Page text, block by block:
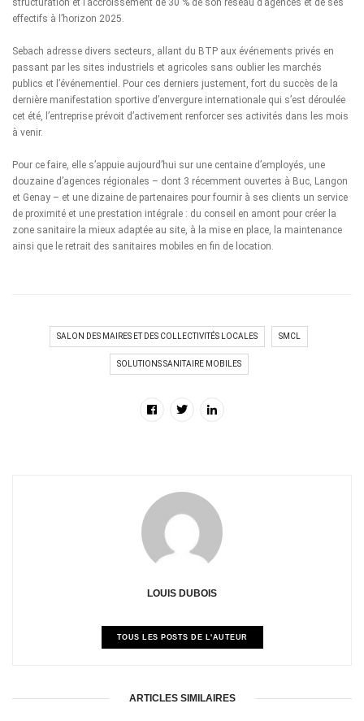
structuration et l’accroissement de 30 % de son réseau d’agences et de ses
effectifs à l’horizon 2025.
Sebach adresse divers secteurs, allant du BTP aux événements privés en
passant par les sites industriels et agricoles sans oublier les marchés
publics et l’événementiel . Pour ces derniers justement, fort du succès de la
dernière manifestation sportive d’envergure internationale qui s’est déroulée
cet été, l’entreprise prévoit d’activement renforcer ses activités dans les mois
à venir.
Pour ce faire, elle s’appuie aujourd’hui sur une centaine d’employés, une
douzaine d’agences régionales – dont 3 récemment ouvertes à Buc, Langon
et Genay – et une dizaine de partenaires pour fournir à ses clients un service
de proximité et une prestation intégrale : du conseil en amont pour créer la
zone sanitaire la mieux adaptée au site, à la mise en place, la maintenance
ainsi que le retrait des sanitaires mobiles en fin de location.
SALON DES MAIRES ET DES COLLECTIVITÉS LOCALES SMCL
SOLUTIONS SANITAIRE MOBILES
LOUIS DUBOIS
TOUS LES POSTS DE L'AUTEUR
ARTICLES SIMILAIRES